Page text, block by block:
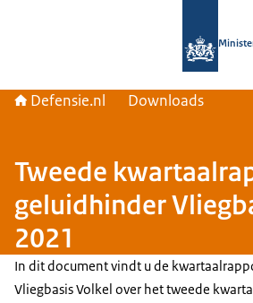
Defensie.nl Downloads
Tweede
geluidhinder
2021
In dit document vindt u de
Vliegbasis Volkel over het tweede